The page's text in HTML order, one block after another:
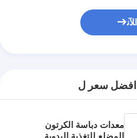
سعر ل
معدات دباسة الكرتون